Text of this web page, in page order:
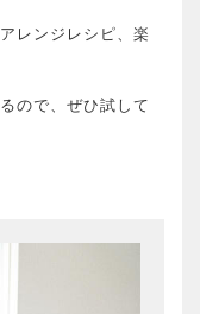
レンジレシピ、楽
ので、ぜひ試して